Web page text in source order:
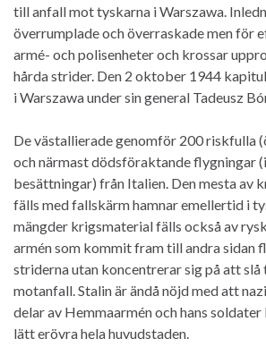
till anfall mot tyskarna i Warszawa.
överrumplade och överraskade men för
armé- och polisenheter och krossar
hårda strider. Den 2 oktober 1944
i Warszawa under sin general Tadeusz
De västallierade genomför 200 riskfulla
och närmast dödsföraktande flygningar
besättningar) från Italien. Den mesta av
fälls med fallskärm hamnar emellertid i
mängder krigsmaterial fälls också av
armén som kommit fram till andra sidan
striderna utan koncentrerar sig på att
motanfall. Stalin är ändå nöjd med att
delar av Hemmaarmén och hans soldater
lätt erövra hela huvudstaden.